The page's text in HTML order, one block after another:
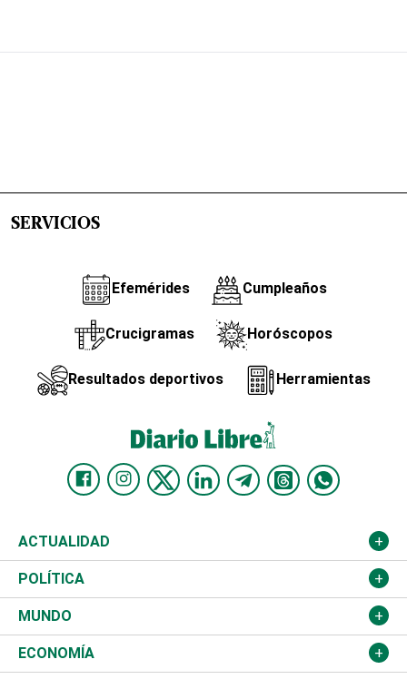
SERVICIOS
Efemérides Cumpleaños
Crucigramas Horóscopos
Resultados deportivos Herramientas
ACTUALIDAD
Nacional
Ciudad
Educación
POLÍTICA
Partidos
JCE
MUNDO
Estados Unidos
ECONOMÍA